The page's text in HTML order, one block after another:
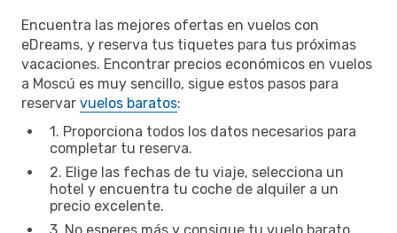
Encuentra las mejores ofertas en vuelos con
eDreams, y reserva tus tiquetes para tus próximas
vacaciones. Encontrar precios económicos en vuelos
a Moscú es muy sencillo, sigue estos pasos para
reservar vuelos baratos:
1. Proporciona todos los datos necesarios para
completar tu reserva.
2. Elige las fechas de tu viaje, selecciona un
hotel y encuentra tu coche de alquiler a un
precio excelente.